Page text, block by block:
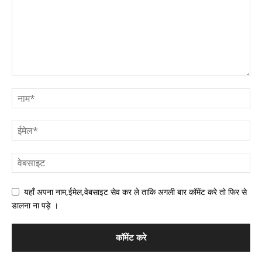
यहाँ अपना नाम,ईमेल,वेबसाइट सेव कर ले ताकि अगली बार कॉमेंट करे तो फिर से
डालना ना पड़े ।